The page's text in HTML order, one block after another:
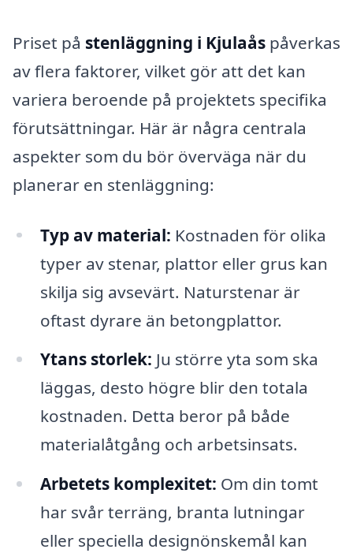
Priset på stenläggning i Kjulaås påverkas
av flera faktorer, vilket gör att det kan
variera beroende på projektets specifika
förutsättningar. Här är några centrala
aspekter som du bör överväga när du
planerar en stenläggning:
Typ av material: Kostnaden för olika
typer av stenar, plattor eller grus kan
skilja sig avsevärt. Naturstenar är
oftast dyrare än betongplattor.
Ytans storlek: Ju större yta som ska
läggas, desto högre blir den totala
kostnaden. Detta beror på både
materialåtgång och arbetsinsats.
Arbetets komplexitet: Om din tomt
har svår terräng, branta lutningar
eller speciella designönskemål kan